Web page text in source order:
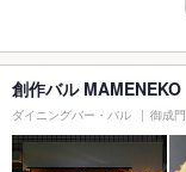
創作バル MAMENEKO
ダイニングバー・バル 御成門